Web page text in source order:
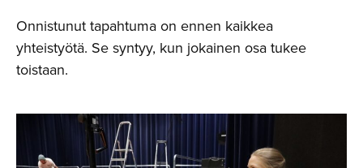
Onnistunut tapahtuma on ennen kaikkea
yhteistyötä. Se syntyy, kun jokainen osa tukee
toistaan.